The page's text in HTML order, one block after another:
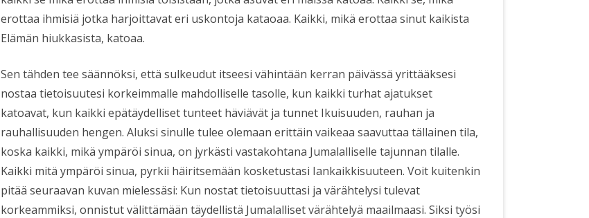
erottaa ihmisiä jotka harjoittavat eri uskontoja kataoaa. Kaikki, mikä erottaa sinut kaikista
Elämän hiukkasista, katoaa.
Sen tähden tee säännöksi, että sulkeudut itseesi vähintään kerran päivässä yrittääksesi
nostaa tietoisuutesi korkeimmalle mahdolliselle tasolle, kun kaikki turhat ajatukset
katoavat, kun kaikki epätäydelliset tunteet häviävät ja tunnet Ikuisuuden, rauhan ja
rauhallisuuden hengen. Aluksi sinulle tulee olemaan erittäin vaikeaa saavuttaa tällainen tila,
koska kaikki, mikä ympäröi sinua, on jyrkästi vastakohtana Jumalalliselle tajunnan tilalle.
Kaikki mitä ympäröi sinua, pyrkii häiritsemään kosketustasi Iankaikkisuuteen. Voit kuitenkin
pitää seuraavan kuvan mielessäsi: Kun nostat tietoisuuttasi ja värähtelysi tulevat
korkeammiksi, onnistut välittämään täydellistä Jumalalliset värähtelyä maailmaasi. Siksi työsi